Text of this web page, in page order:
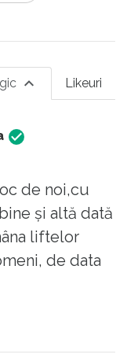
Likeuri
de noi,cu
și altă dată
liftelor
de data
și dacă îi